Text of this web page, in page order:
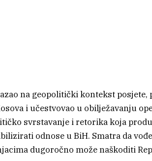
na geopolitički kontekst
i učestvovao u obilježavanju
svrstavanje i retorika koja
odnose u BiH. Smatra da
dugoročno može naškoditi